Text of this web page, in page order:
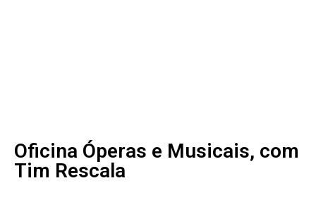
Oficina Óperas e Musicais, com
Tim Rescala